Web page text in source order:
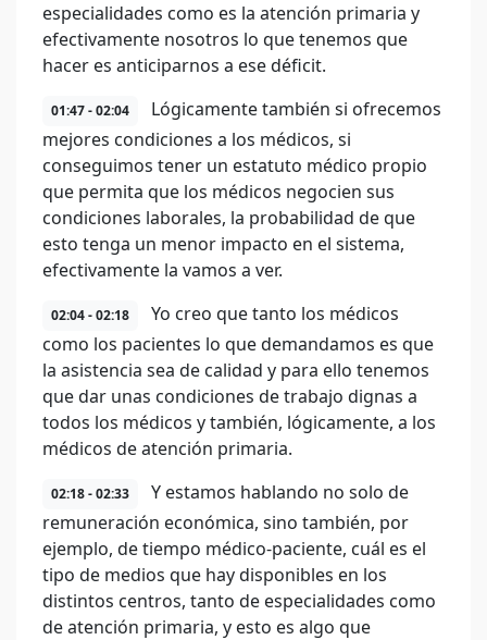
especialidades como es la atención primaria y
efectivamente nosotros lo que tenemos que
hacer es anticiparnos a ese déficit.
01:47 - 02:04
Lógicamente también si ofrecemos
mejores condiciones a los médicos, si
conseguimos tener un estatuto médico propio
que permita que los médicos negocien sus
condiciones laborales, la probabilidad de que
esto tenga un menor impacto en el sistema,
efectivamente la vamos a ver.
02:04 - 02:18
Yo creo que tanto los médicos
como los pacientes lo que demandamos es que
la asistencia sea de calidad y para ello tenemos
que dar unas condiciones de trabajo dignas a
todos los médicos y también, lógicamente, a los
médicos de atención primaria.
02:18 - 02:33
Y estamos hablando no solo de
remuneración económica, sino también, por
ejemplo, de tiempo médico-paciente, cuál es el
tipo de medios que hay disponibles en los
distintos centros, tanto de especialidades como
de atención primaria, y esto es algo que